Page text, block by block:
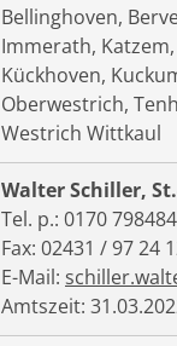
Bellinghoven,
Immerath,
Kückhoven,
Oberwestrich,
Westrich Wittkaul
Walter Schiller,
Tel. p.: 0170
Fax: 02431 / 97 24
E-Mail:
Amtszeit: